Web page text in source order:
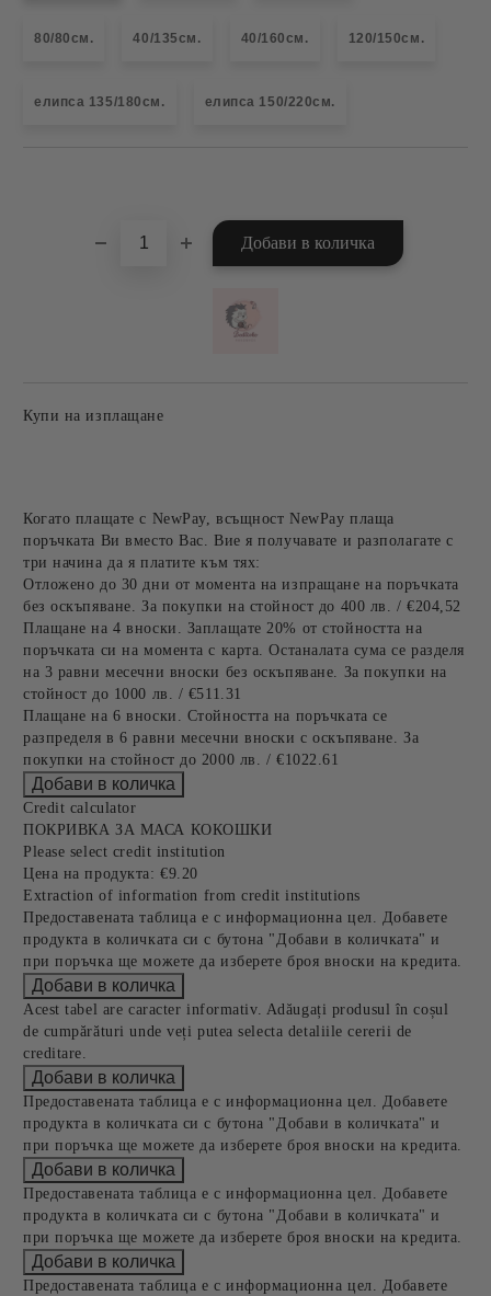
80/80см. 40/135см. 40/160см. 120/150см.
елипса 135/180см. елипса 150/220см.
Купи на изплащане
Когато плащате с NewPay, всъщност NewPay плаща
поръчката Ви вместо Вас. Вие я получавате и разполагате с
три начина да я платите към тях:
Отложено до 30 дни от момента на изпращане на поръчката
без оскъпяване. За покупки на стойност до 400 лв. / €204,52
Плащане на 4 вноски. Заплащате 20% от стойността на
поръчката си на момента с карта. Останалата сума се разделя
на 3 равни месечни вноски без оскъпяване. За покупки на
стойност до 1000 лв. / €511.31
Плащане на 6 вноски. Стойността на поръчката се
разпределя в 6 равни месечни вноски с оскъпяване. За
покупки на стойност до 2000 лв. / €1022.61
Credit calculator
ПОКРИВКА ЗА МАСА КОКОШКИ
Please select credit institution
Цена на продукта: €9.20
Extraction of information from credit institutions
Предоставената таблица е с информационна цел. Добавете
продукта в количката си с бутона "Добави в количката" и
при поръчка ще можете да изберете броя вноски на кредита.
Acest tabel are caracter informativ. Adăugați produsul în coșul
de cumpărături unde veți putea selecta detaliile cererii de
creditare.
Предоставената таблица е с информационна цел. Добавете
продукта в количката си с бутона "Добави в количката" и
при поръчка ще можете да изберете броя вноски на кредита.
Предоставената таблица е с информационна цел. Добавете
продукта в количката си с бутона "Добави в количката" и
при поръчка ще можете да изберете броя вноски на кредита.
Предоставената таблица е с информационна цел. Добавете